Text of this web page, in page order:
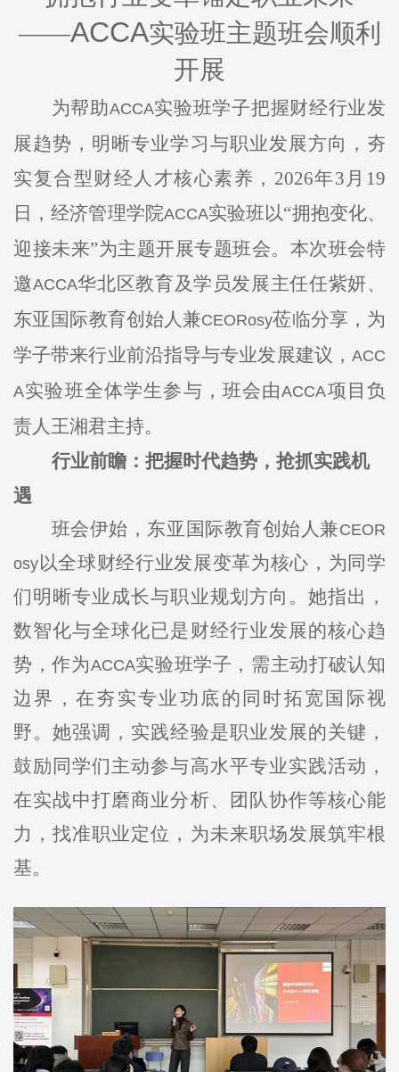
——ACCA实验班主题班会顺利
开展
为帮助ACCA实验班学子把握财经行业发
展趋势，明晰专业学习与职业发展方向，夯
实复合型财经人才核心素养，2026年3月19
日，经济管理学院ACCA实验班以“拥抱变化、
迎接未来”为主题开展专题班会。本次班会特
邀ACCA华北区教育及学员发展主任任紫妍、
东亚国际教育创始人兼CEORosy莅临分享，为
学子带来行业前沿指导与专业发展建议， ACC
A实验班全体学生参与，班会由ACCA项目负
责人王湘君主持。
行业前瞻：把握时代趋势，抢抓实践机
遇
班会伊始，东亚国际教育创始人兼CEOR
osy 以全球财经行业发展变革为核心，为同学
们明晰专业成长与职业规划方向。她指出，
数智化与全球化已是财经行业发展的核心趋
势，作为ACCA实验班学子，需主动打破认知
边界，在夯实专业功底的同时拓宽国际视
野。她强调，实践经验是职业发展的关键，
鼓励同学们主动参与高水平专业实践活动，
在实战中打磨商业分析、团队协作等核心能
力，找准职业定位，为未来职场发展筑牢根
基。